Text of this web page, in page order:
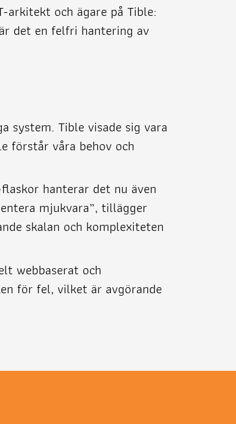
arkitekt och ägare på Tible:
det en felfri hantering av
system. Tible visade sig vara
förstår våra behov och
hanterar det nu även
mjukvara”, tillägger
skalan och komplexiteten
webbaserat och
för fel, vilket är avgörande